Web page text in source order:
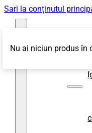
Sari la conținutul
Nu ai niciun produs în